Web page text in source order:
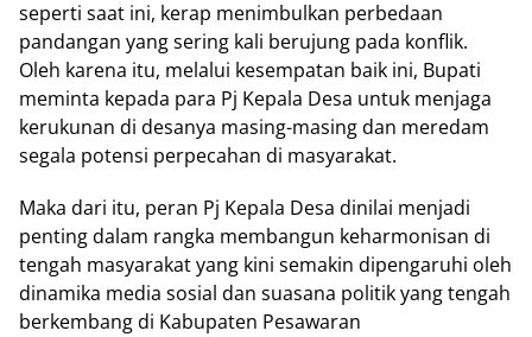
seperti saat ini, kerap menimbulkan perbedaan
pandangan yang sering kali berujung pada konflik.
Oleh karena itu, melalui kesempatan baik ini, Bupati
meminta kepada para Pj Kepala Desa untuk menjaga
kerukunan di desanya masing-masing dan meredam
segala potensi perpecahan di masyarakat.
Maka dari itu, peran Pj Kepala Desa dinilai menjadi
penting dalam rangka membangun keharmonisan di
tengah masyarakat yang kini semakin dipengaruhi oleh
dinamika media sosial dan suasana politik yang tengah
berkembang di Kabupaten Pesawaran